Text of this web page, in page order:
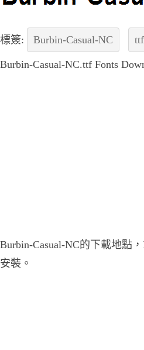
標簽: Burbin-Casual-NC ttf
Burbin-Casual-NC.ttf Fonts
Burbin-Casual-NC的下載地點
安裝。